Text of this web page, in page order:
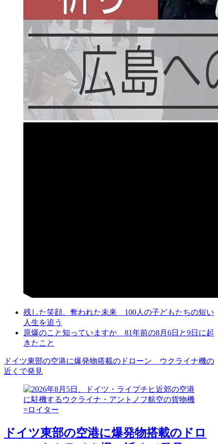
残した笑顔、奪われた未来 100人の子どもたちの短い
人生を追う
原爆のこと知っていますか 81年前の8月6日と9日に起
きたこと
ドイツ東部の空港に爆発物搭載のドローン ウクライナ機の
近くで発見
ドイツ東部の空港に爆発物搭載のドロ